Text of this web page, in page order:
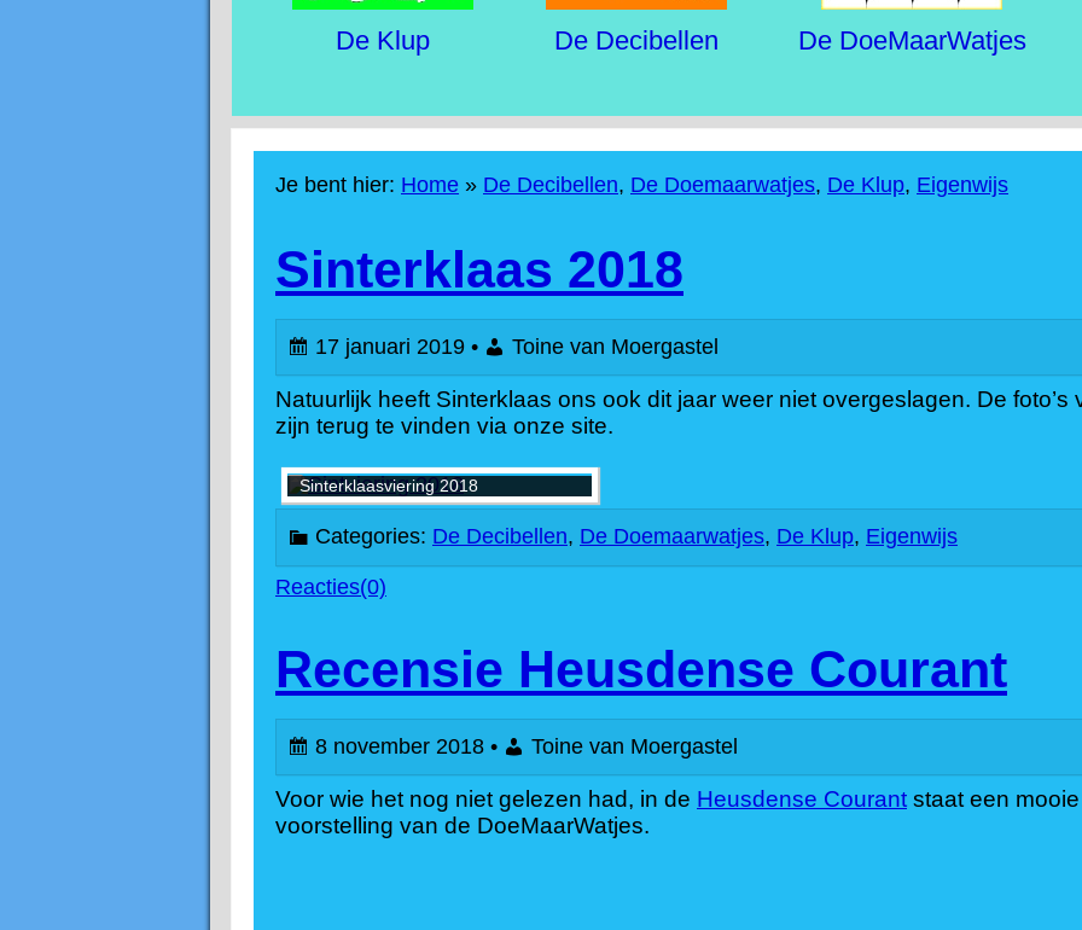
m
M
De Klup De Decibellen De DoeMaarWatjes
Je bent hier: Home » De Decibellen, De Doemaarwatjes, De Klup, Eigenwijs
D
e
D
o
e
a
a
r
Sinterklaas 2018
17 januari 2019 • Toine van Moergastel
Natuurlijk heeft Sinterklaas ons ook dit jaar weer niet overgeslagen. De
zijn terug te vinden via onze site.
Sinterklaasviering 2018
Categories: De Decibellen, De Doemaarwatjes, De Klup, Eigenwijs
Reacties(0)
Recensie Heusdense Courant
8 november 2018 • Toine van Moergastel
Voor wie het nog niet gelezen had, in de Heusdense Courant staat een
voorstelling van de DoeMaarWatjes.